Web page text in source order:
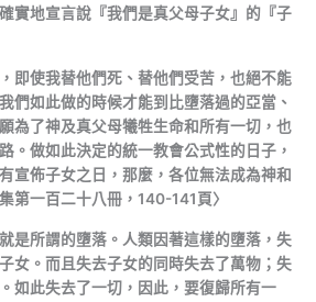
實地宣言說『我們是真父母子女』的『子
即使我替他們死、替他們受苦，也絕不能
們如此做的時候才能到比墮落過的亞當、
為了神及真父母犧牲生命和所有一切，也
。做如此決定的統一教會公式性的日子，
宣佈子女之日，那麼，各位無法成為神和
第一百二十八冊，140-141頁〉
是所謂的墮落。人類因著這樣的墮落，失
女。而且失去子女的同時失去了萬物；失
如此失去了一切，因此，要復歸所有一